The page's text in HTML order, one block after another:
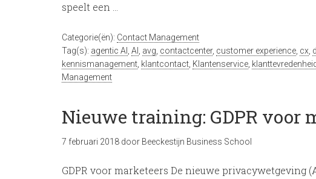
speelt een …
Categorie(ën): Contact Management
Tag(s): agentic AI AI avg contactcenter, customer experience cx
kennismanagement klantcontact Klantenservice
Management
Nieuwe training: GDPR voor
7 februari 2018 door Beeckestijn Business School
GDPR voor marketeers De nieuwe privacywetgeving